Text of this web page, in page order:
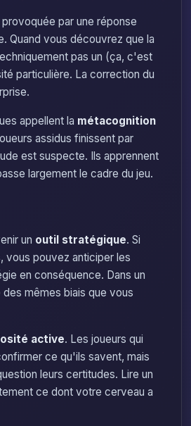
provoquée par une réponse
Quand vous découvrez que la
pas un (ça, c'est
particulière. La correction du
appellent la métacognition
assidus finissent par
est suspecte. Ils apprennent
largement le cadre du jeu.
un outil stratégique. Si
vous pouvez anticiper les
en conséquence. Dans un
mêmes biais que vous
active. Les joueurs qui
ce qu'ils savent, mais
leurs certitudes. Lire un
ce dont votre cerveau a